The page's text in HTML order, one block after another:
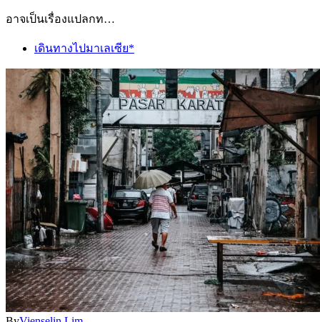
อาจเป็นเรื่องแปลกท…
เดินทางไปมาเลเซีย*